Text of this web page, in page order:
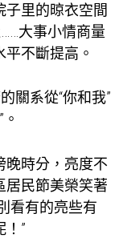
子里的晾衣空間
大事小情商量
不斷提高。
關系從“你和我”
晚時分，亮度不
居民節美榮笑著
看有的亮些有
”